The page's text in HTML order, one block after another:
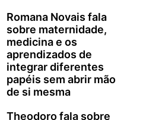
Romana Novais fala
sobre maternidade,
medicina e os
aprendizados de
integrar diferentes
papéis sem abrir mão
de si mesma
Theodoro fala sobre